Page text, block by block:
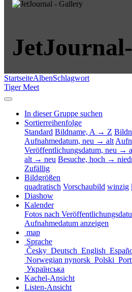
StartseiteAlbenSchlagwort
Tiger Meet
In dieser Gruppe suchen
Sortierreihenfolge
Standard Bildname, A → Z
Aufnahmedatum, neu → alt
Veröffentlichungsdatum, neu →
alt → neu Besuche, hoch →
Zufällig
Bildgrößen
quadratisch Vorschaubild winzig
Diashow
Kalender
Fotos nach
Aufnahmedatum anzeigen
map
Sprache
Česky Deutsch English
Norwegian nynorsk Polski
Українська
Kachel-Ansicht
Listen-Ansicht